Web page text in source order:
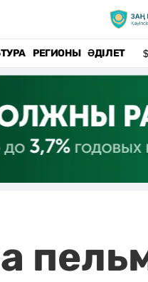
РЕГИОНЫ ӘДІЛЕТ $